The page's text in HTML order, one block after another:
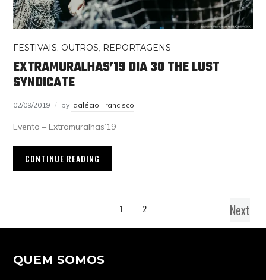
FESTIVAIS OUTROS REPORTAGENS
EXTRAMURALHAS’19 DIA 30 THE LUST
SYNDICATE
02/09/2019 by Idalécio Francisco
Evento – Extramuralhas’19
CONTINUE READING
1 2 Next
QUEM SOMOS